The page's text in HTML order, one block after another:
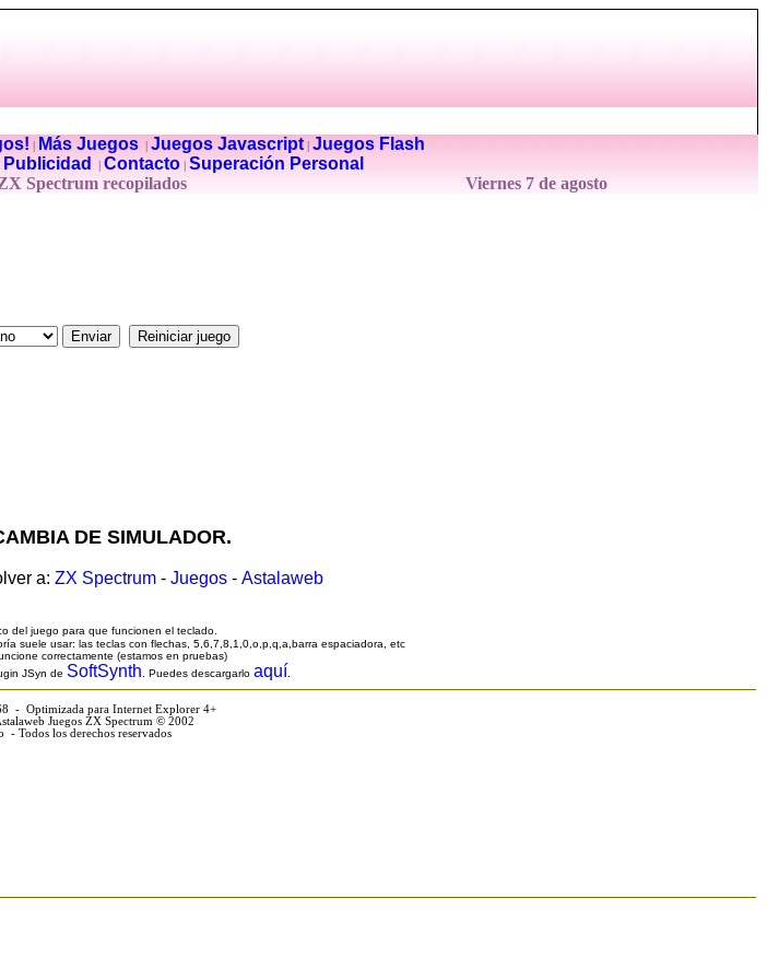
Más Juegos| Juegos Javascript| Juegos Flash
Publicidad Contacto Superación Personal
Spectrum recopilados Viernes 7 de agosto
DE SIMULADOR.
a: ZX Spectrum - Juegos - Astalaweb
del juego para que funcionen el teclado.
suele usar: las teclas con flechas, 5,6,7,8,1,0,o,p,q,a,barra espaciadora, etc
correctamente (estamos en pruebas)
JSyn de SoftSynth . Puedes descargarlo aquí
- Optimizada para Internet Explorer 4+
Juegos ZX Spectrum © 2002
- Todos los derechos reservados